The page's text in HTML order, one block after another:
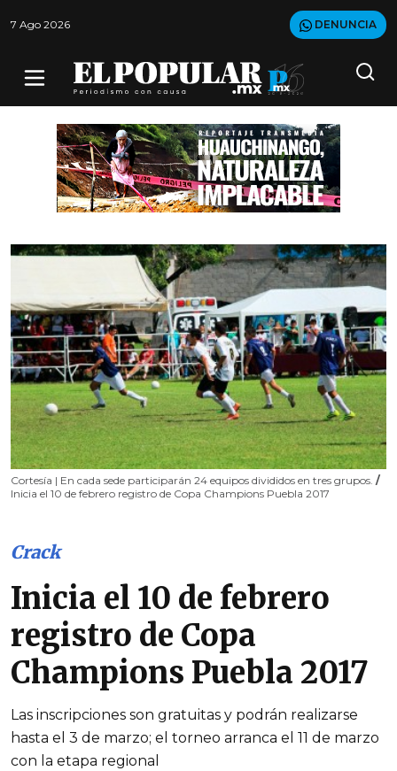
7 Ago 2026 DENUNCIA
Cortesía | En cada sede participarán 24 equipos divididos en tres grupos. /
Inicia el 10 de febrero registro de Copa Champions Puebla 2017
Crack
Inicia el 10 de febrero
registro de Copa
Champions Puebla 2017
Las inscripciones son gratuitas y podrán realizarse
hasta el 3 de marzo; el torneo arranca el 11 de marzo
con la etapa regional